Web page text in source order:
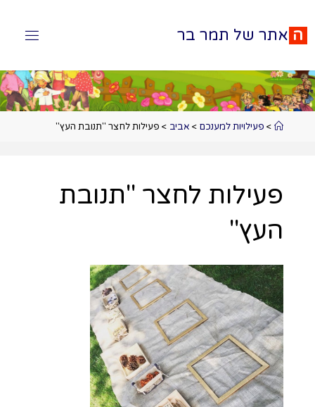
ה אתר של תמר בר
> פעילויות למענכם> אביב > פעילות לחצר "תנובת העץ"
פעילות לחצר "תנובת
העץ"